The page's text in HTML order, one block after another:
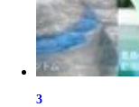
3